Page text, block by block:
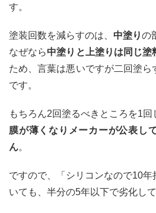
す。
塗装回数を減らすのは、 中塗りの
なぜなら中塗りと上塗りは同じ塗
ため、言葉は悪いですが二回塗ら
です。
もちろん2回塗るべきところを1回
膜が薄くなりメーカーが公表し
ん。
ですので、「シリコンなので10年
いても、半分の5年以下で劣化して